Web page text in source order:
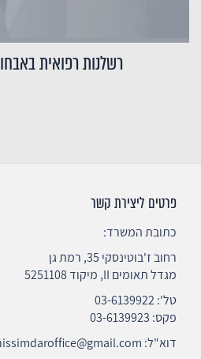
רשלנות רפואית
פרטים ליצירת קשר
כתובת המשרד:
רחוב ז'בוטינסקי 35, רמת גן
מגדל תאומים II, מיקוד 5251108
טל':03-6139922
פקס: 03-6139923
דוא"ל: